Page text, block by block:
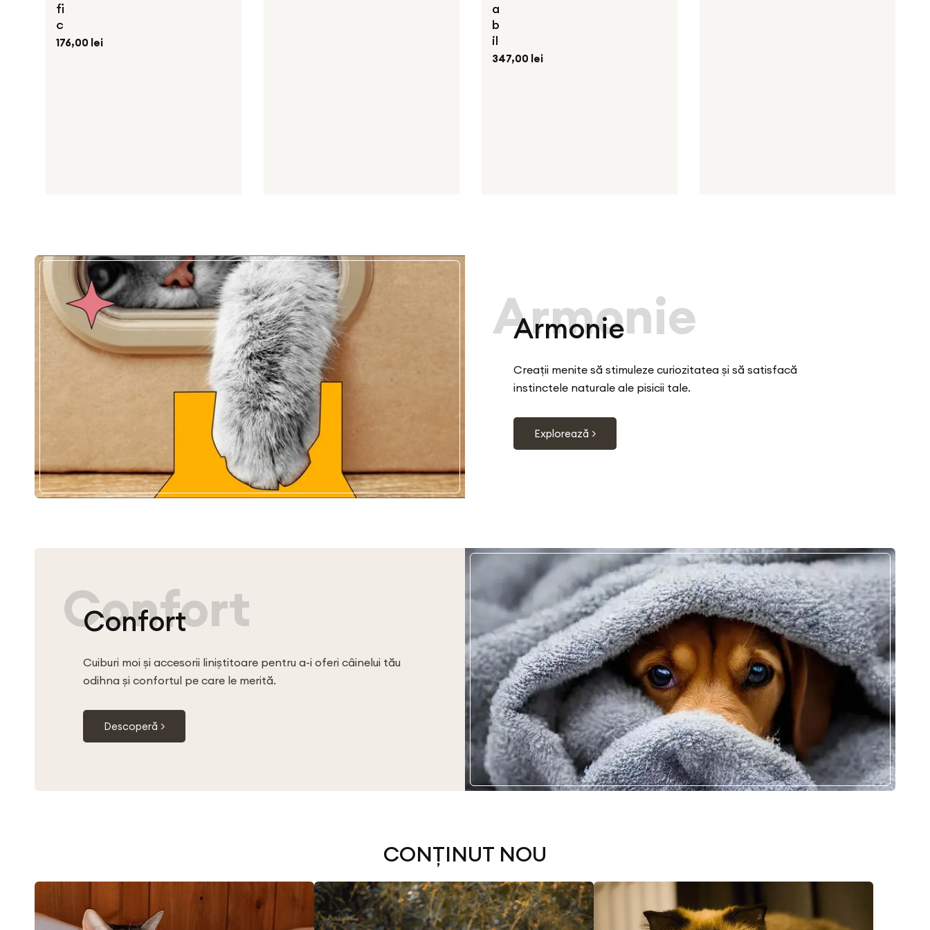
fi
c
Preț
176,00 lei
a
b
il
Preț
347,00 lei
Armonie
Armonie
Creații menite să stimuleze curiozitatea și să satisfacă
instinctele naturale ale pisicii tale.
Explorează >
Confort
Confort
Cuiburi moi și accesorii liniștitoare pentru a-i oferi câinelui tău
odihna și confortul pe care le merită.
Descoperă >
CONȚINUT NOU